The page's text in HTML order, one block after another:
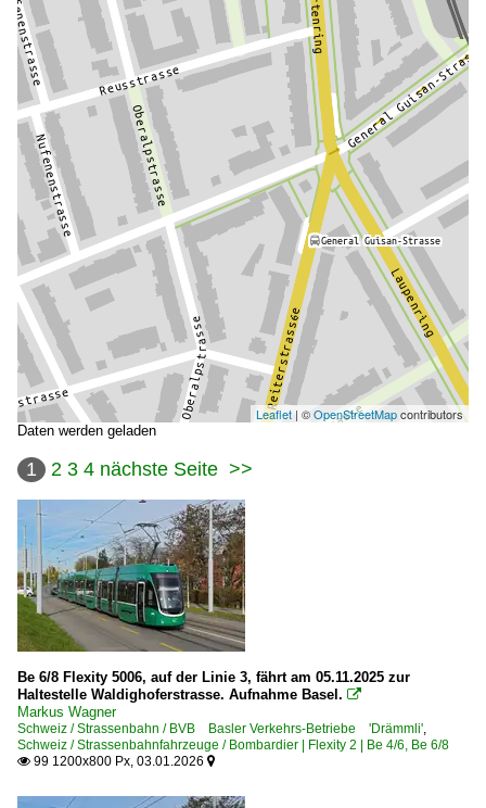
Leaflet | ©OpenStreetMapcontributors
Daten werden geladen
1 2 3 4 nächste Seite >>
Be 6/8 Flexity 5006, auf der Linie 3, fährt am 05.11.2025 zur
Haltestelle Waldighoferstrasse. Aufnahme Basel. 
Markus Wagner
Schweiz / Strassenbahn / BVB Basler Verkehrs-Betriebe 'Drämmli',
Schweiz / Strassenbahnfahrzeuge / Bombardier | Flexity 2 | Be 4/6, Be 6/8
 99 1200x800 Px, 03.01.2026 